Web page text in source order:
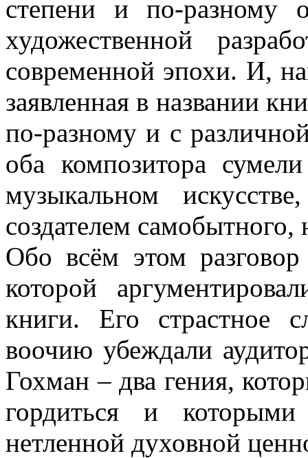
степени и по-разному
художественной
современной эпохи. И,
заявленная в названии
по-разному и с
оба композитора
музыкальном
создателем самобытного,
Обо всём этом
которой
книги. Его страстное
воочию убеждали
Гохман – два гения,
гордиться и
нетленной духовной